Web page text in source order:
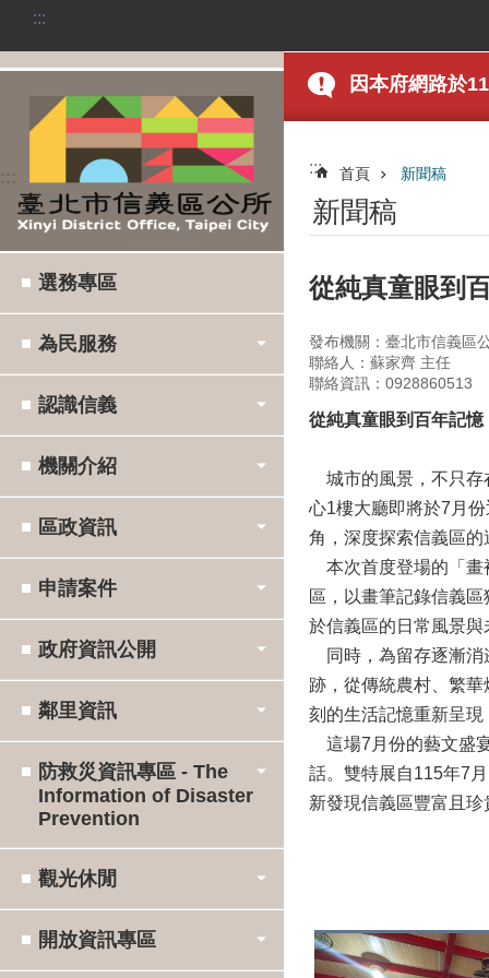
跳到主要內容區塊
因本府網路於115
:::
:::
選務專區
為民服務
認識信義
機關介紹
區政資訊
申請案件
政府資訊公開
鄰里資訊
防救災資訊專區 - The
Information of Disaster
Prevention
觀光休閒
開放資訊專區
::: 首頁 新聞稿
新聞稿
從純真童眼到
發布機關：臺北市信義區
聯絡人：蘇家齊 主任
聯絡資訊：0928860513
從純真童眼到百年記
城市的風景，不只存
心1樓大廳即將於7月
角，深度探索信義區
本次首度登場的「畫
區，以畫筆記錄信義
於信義區的日常風景
同時，為留存逐漸消
跡，從傳統農村、繁
刻的生活記憶重新呈
這場7月份的藝文盛
話。雙特展自115年7
新發現信義區豐富且